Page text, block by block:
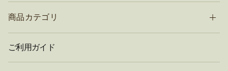
商品カテゴリ
ご利用ガイド